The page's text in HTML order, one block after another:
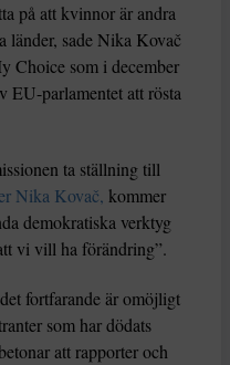
på att kvinnor är andra
länder, sade Nika Kovač
Choice som i december
EU-parlamentet att rösta
ta ställning till
Nika Kovač, kommer
demokratiska verktyg
vi vill ha förändring”.
fortfarande är omöjligt
som har dödats
att rapporter och